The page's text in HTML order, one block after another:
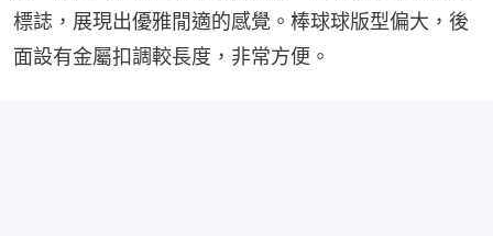
標誌，展現出優雅閒適的感覺。棒球球版型偏大，後
面設有金屬扣調較長度，非常方便。